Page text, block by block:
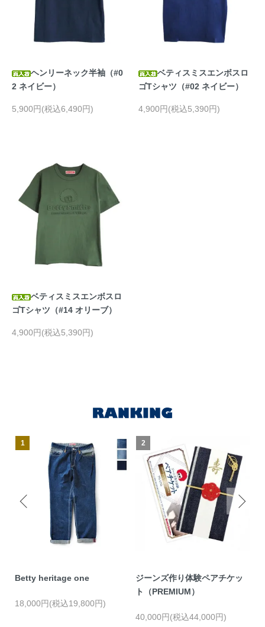
ヘンリーネック半袖（#0
2 ネイビー）
5,900円(税込6,490円)
ベティスミスエンボスロ
ゴTシャツ（#02 ネイビー）
4,900円(税込5,390円)
ベティスミスエンボスロ
ゴTシャツ（#14 オリーブ）
4,900円(税込5,390円)
1
Betty heritage one
18,000円(税込19,800円)
2
ジーンズ作り体験ペアチケッ
ト（PREMIUM）
40,000円(税込44,000円)